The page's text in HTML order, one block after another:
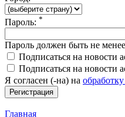
Пароль: *
Пароль должен быть не
Подписаться на новости
Подписаться на новости
Я согласен (-на) на
Главная